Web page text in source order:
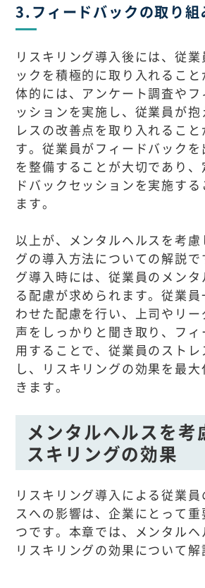
3.フィードバックの取り組
リスキリング導入後には、従
ックを積極的に取り入れるこ
体的には、アンケート調査やフ
ッションを実施し、従業員が抱
レスの改善点を取り入れること
す。従業員がフィードバック
を整備することが大切であり
ドバックセッションを実施す
ます。
以上が、メンタルヘルスを考慮
グの導入方法についての解説で
グ導入時には、従業員のメンタ
る配慮が求められます。従業
わせた配慮を行い、上司やリー
声をしっかりと聞き取り、フ
用することで、従業員のスト
し、リスキリングの効果を最
きます。
メンタルヘルスを考
スキリングの効果
リスキリング導入による従業
スへの影響は、企業にとって
つです。本章では、メンタルヘ
リスキリングの効果について解